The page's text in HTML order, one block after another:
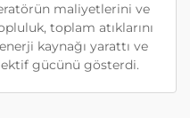
maliyetlerini ve
toplam atıklarını
kaynağı yarattı ve
gücünü gösterdi.